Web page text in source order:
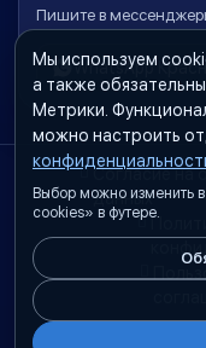
Пишите в
WhatsApp
Согласие на
данных
Мы используем
а также
Метрики.
можно настроить
Выбор можно изменить
cookies» в футере.